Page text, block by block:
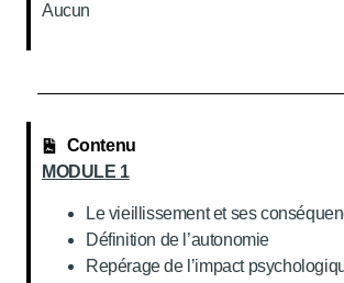
Aucun
Contenu
MODULE 1
Le vieillissement et ses
Définition de l’autonomie
Repérage de l’impact